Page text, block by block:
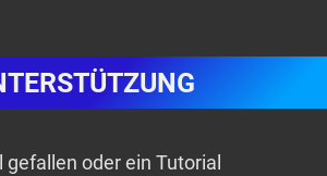
oder ein Tutorial